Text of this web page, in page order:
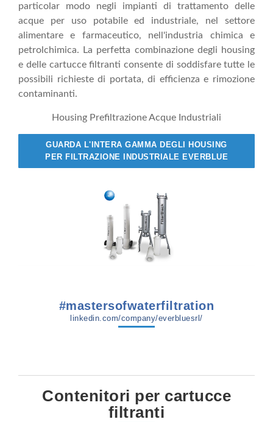
particolar modo negli impianti di trattamento delle
acque per uso potabile ed industriale, nel settore
alimentare e farmaceutico, nell'industria chimica e
petrolchimica. La perfetta combinazione degli housing
e delle cartucce filtranti consente di soddisfare tutte le
possibili richieste di portata, di efficienza e rimozione
contaminanti.
Housing Prefiltrazione Acque Industriali
GUARDA L'INTERA GAMMA DEGLI HOUSING
PER FILTRAZIONE INDUSTRIALE EVERBLUE
#mastersofwaterfiltration
linkedin.com/company/everbluesrl/
Contenitori per cartucce
filtranti